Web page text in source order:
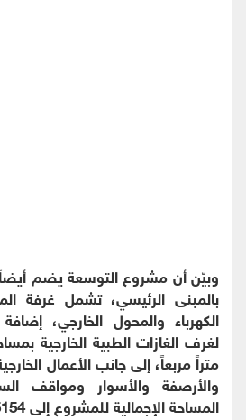
وبيّن أن مشروع التوسعة يضم
بالمبنى الرئيسي، تشمل غرفة
الكهرباء والمحول الخارجي،
متراً مربعاً، إلى جانب الأعمال
والأرصفة والأسوار ومواقف
المساحة الإجمالية للمشروع إلى 5154 متراً مربعاً.